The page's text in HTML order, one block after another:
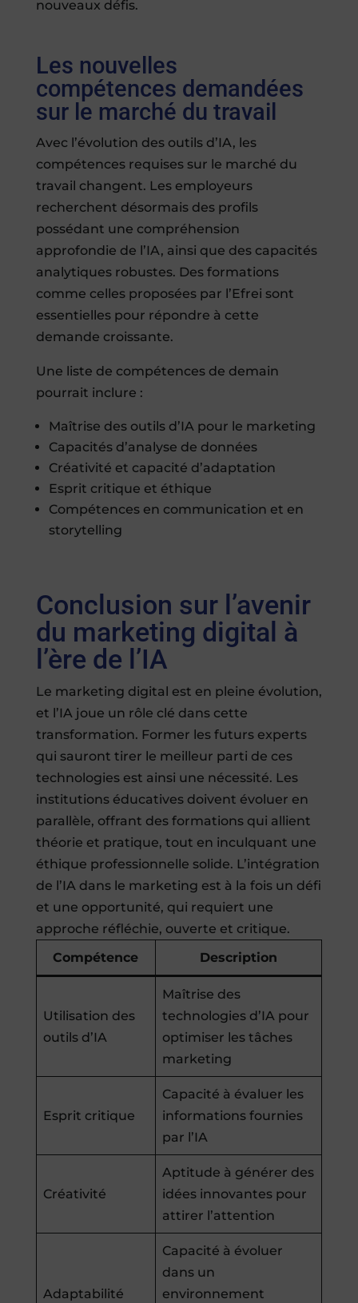
nouveaux défis.
Les nouvelles
compétences demandées
sur le marché du travail
Avec l’évolution des outils d’IA, les
compétences requises sur le marché du
travail changent. Les employeurs
recherchent désormais des profils
possédant une compréhension
approfondie de l’IA, ainsi que des capacités
analytiques robustes. Des formations
comme celles proposées par l’Efrei sont
essentielles pour répondre à cette
demande croissante.
Une liste de compétences de demain
pourrait inclure :
Maîtrise des outils d’IA pour le marketing
Capacités d’analyse de données
Créativité et capacité d’adaptation
Esprit critique et éthique
Compétences en communication et en
storytelling
Conclusion sur l’avenir
du marketing digital à
l’ère de l’IA
Le marketing digital est en pleine évolution,
et l’IA joue un rôle clé dans cette
transformation. Former les futurs experts
qui sauront tirer le meilleur parti de ces
technologies est ainsi une nécessité. Les
institutions éducatives doivent évoluer en
parallèle, offrant des formations qui allient
théorie et pratique, tout en inculquant une
éthique professionnelle solide. L’intégration
de l’IA dans le marketing est à la fois un défi
et une opportunité, qui requiert une
approche réfléchie, ouverte et critique.
Compétence
Description
Utilisation des
outils d’IA
Maîtrise des
technologies d’IA pour
optimiser les tâches
marketing
Esprit critique
Capacité à évaluer les
informations fournies
par l’IA
Créativité
Aptitude à générer des
idées innovantes pour
attirer l’attention
Adaptabilité
Capacité à évoluer
dans un
environnement